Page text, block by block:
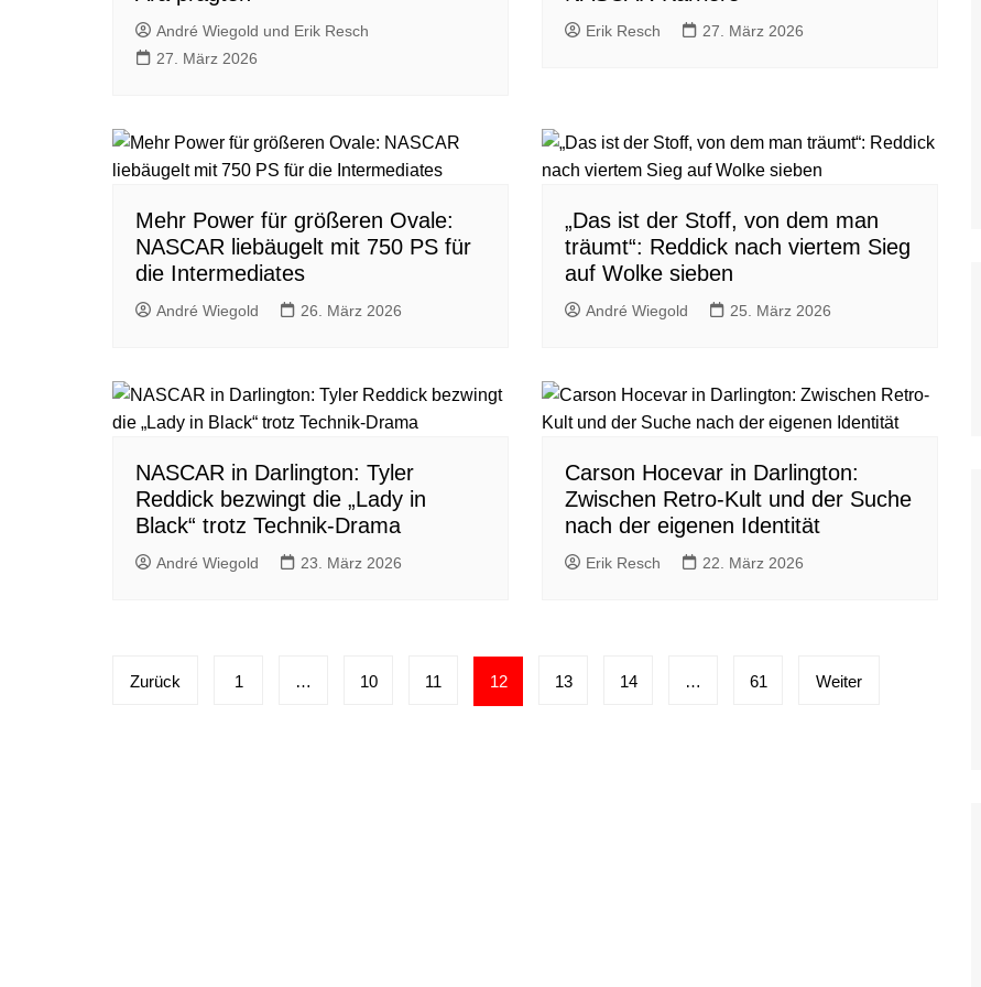
André Wiegold und Erik Resch
27. März 2026
Erik Resch 27. März 2026
Mehr Power für größeren Ovale:
NASCAR liebäugelt mit 750 PS für
die Intermediates
André Wiegold 26. März 2026
„Das ist der Stoff, von dem man
träumt“: Reddick nach viertem Sieg
auf Wolke sieben
André Wiegold 25. März 2026
NASCAR in Darlington: Tyler
Reddick bezwingt die „Lady in
Black“ trotz Technik-Drama
André Wiegold 23. März 2026
Carson Hocevar in Darlington:
Zwischen Retro-Kult und der Suche
nach der eigenen Identität
Erik Resch 22. März 2026
Seitennummerierung
Zurück 1 … 10 11 12 13 14 … 61 Weiter